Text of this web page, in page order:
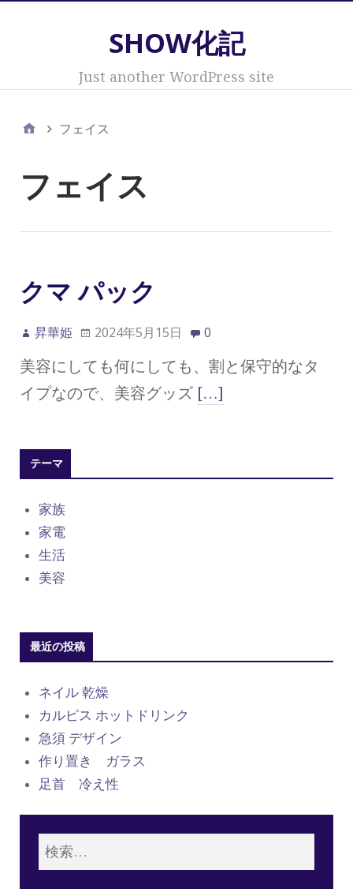
SHOW化記
Just another WordPress site
フェイス
フェイス
クマ パック
昇華姫 2024年5月15日 0
美容にしても何にしても、割と保守的なタ
イプなので、美容グッズ […]
テーマ
家族
家電
生活
美容
最近の投稿
ネイル 乾燥
カルピス ホットドリンク
急須 デザイン
作り置き ガラス
足首 冷え性